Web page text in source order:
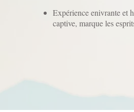
Expérience enivrante et
captive, marque les